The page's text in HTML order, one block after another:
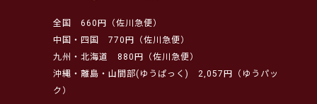
全国
660円（佐川急便）
中国・四国
770円（佐川急便）
九州・北海道
880円（佐川急便）
沖縄・離島・山間部(ゆうぱっく)
2,057円（ゆうパッ
ク）